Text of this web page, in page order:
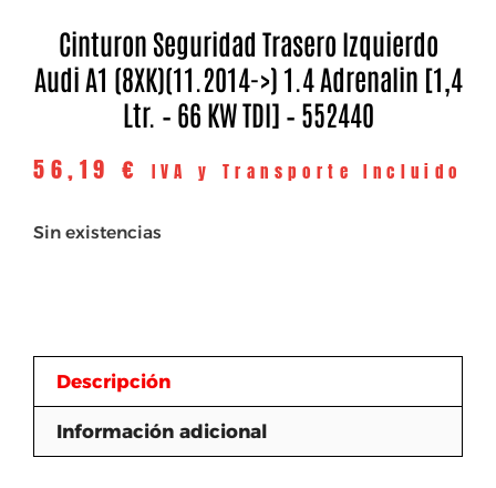
Cinturon Seguridad Trasero Izquierdo
Audi A1 (8XK)(11.2014->) 1.4 Adrenalin [1,4
Ltr. – 66 KW TDI] – 552440
56,19 € IVA y Transporte Incluido
Sin existencias
Descripción
Información adicional